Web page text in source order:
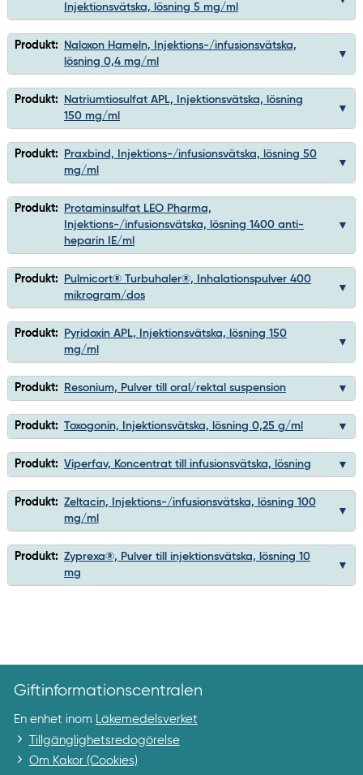
Injektionsvätska, lösning 5 mg/ml
Produkt:
Naloxon Hameln, Injektions-/infusionsvätska,
lösning 0,4 mg/ml
Produkt:
Natriumtiosulfat APL, Injektionsvätska, lösning
150 mg/ml
Produkt:
Praxbind, Injektions-/infusionsvätska, lösning 50
mg/ml
Produkt:
Protaminsulfat LEO Pharma,
Injektions-/infusionsvätska, lösning 1400 anti-
heparin IE/ml
Produkt:
Pulmicort® Turbuhaler®, Inhalationspulver 400
mikrogram/dos
Produkt:
Pyridoxin APL, Injektionsvätska, lösning 150
mg/ml
Produkt: Resonium, Pulver till oral/rektal suspension
Produkt: Toxogonin, Injektionsvätska, lösning 0,25 g/ml
Produkt: Viperfav, Koncentrat till infusionsvätska, lösning
Produkt: Zeltacin, Injektions-/infusionsvätska, lösning 100
mg/ml
Produkt: Zyprexa®, Pulver till injektionsvätska, lösning 10
mg
Giftinformationscentralen
En enhet inom Läkemedelsverket
Tillgänglighetsredogörelse
Om Kakor (Cookies)